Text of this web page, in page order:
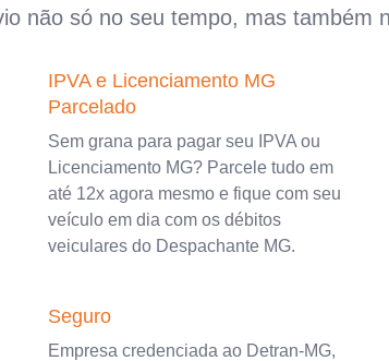
não só no seu tempo, mas também
IPVA e Licenciamento MG
Parcelado
Sem grana para pagar seu IPVA ou
Licenciamento MG? Parcele tudo em
até 12x agora mesmo e fique com seu
veículo em dia com os débitos
veiculares do Despachante MG.
Seguro
Empresa credenciada ao Detran-MG,